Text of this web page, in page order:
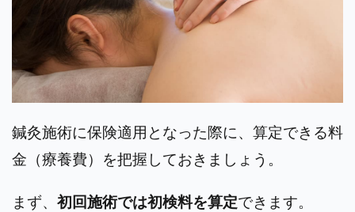
鍼灸施術に保険適用となった際に、算定できる料
金（療養費）を把握しておきましょう。
まず、 初回施術では初検料を算定できます。